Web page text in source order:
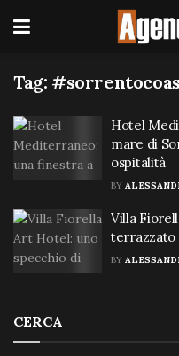
Tag:
Hotel
mare di
ospitalità
BY
Villa
terrazzato
BY
CERCA